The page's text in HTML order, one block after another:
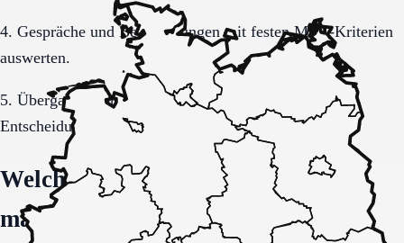
4. Gespräche und Besichtigungen mit festen Muss-Kriterien
auswerten.
5. Übergang, Kommunikation und Kosten vor der
Entscheidung vollständig klären.
Welche Fragen den Unterschied
machen